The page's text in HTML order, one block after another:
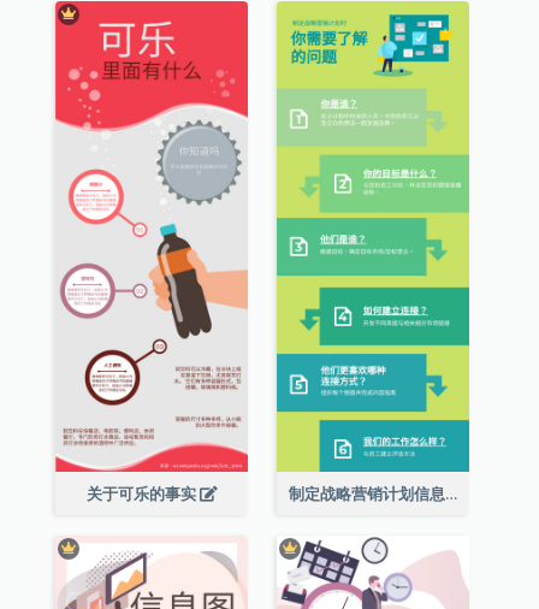
关于可乐的事实 制定战略营销计划信息图表